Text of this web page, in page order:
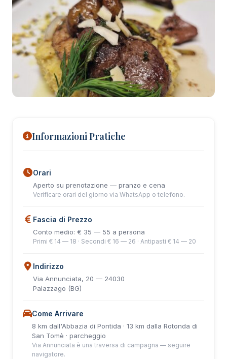
Informazioni Pratiche
Orari
Aperto su prenotazione — pranzo e cena
Verificare orari del giorno via WhatsApp o telefono.
Fascia di Prezzo
Conto medio: € 35 — 55 a persona
Primi € 14 — 18 · Secondi € 16 — 26 · Antipasti € 14 — 20
Indirizzo
Via Annunciata, 20 — 24030
Palazzago (BG)
Come Arrivare
8 km dall'Abbazia di Pontida · 13 km dalla Rotonda di
San Tomè · parcheggio
Via Annunciata è una traversa di campagna — seguire
navigatore.